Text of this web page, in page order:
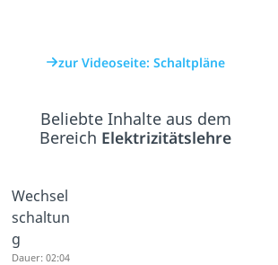
zur Videoseite: Schaltpläne
Beliebte Inhalte aus dem
Bereich Elektrizitätslehre
Wechsel
schaltun
g
Dauer: 02:04